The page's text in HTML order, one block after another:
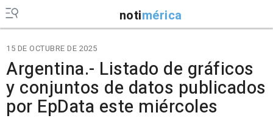
notimérica
15 DE OCTUBRE DE 2025
Argentina.- Listado de gráficos
y conjuntos de datos publicados
por EpData este miércoles